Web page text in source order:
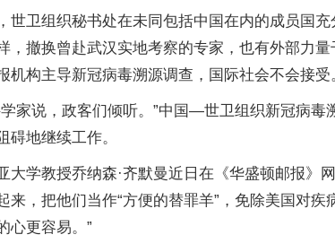
世卫组织秘书处在未同包括中国在内的成员国
，撤换曾赴武汉实地考察的专家，也有外部力
机构主导新冠病毒溯源调查，国际社会不会接
家说，政客们倾听。”中国—世卫组织新冠病
碍地继续工作。
大学教授乔纳森·齐默曼近日在《华盛顿邮报
来，把他们当作“方便的替罪羊”，免除美国对
心更容易。”